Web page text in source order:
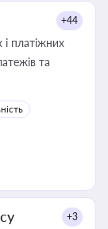
+44
платіжних
+3